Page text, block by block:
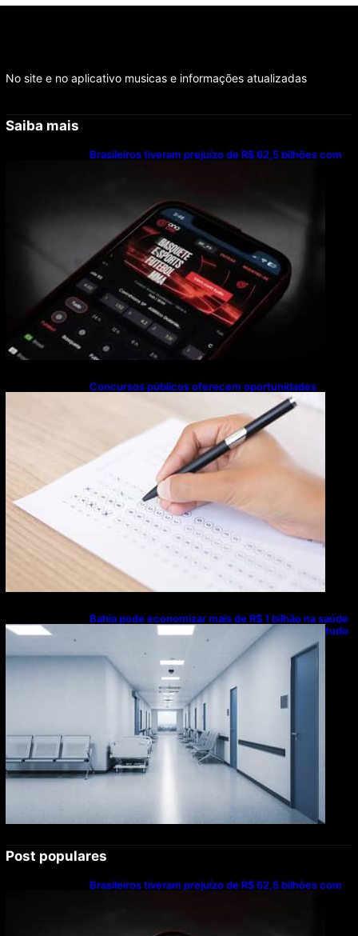
No site e no aplicativo musicas e informações atualizadas
Saiba mais
Brasileiros tiveram prejuízo de R$ 62,5 bilhões com
Concursos públicos oferecem oportunidades
Bahia pode economizar mais de R$ 1 bilhão na saúde
com universalização do saneamento, aponta estudo
Post populares
Brasileiros tiveram prejuízo de R$ 62,5 bilhões com